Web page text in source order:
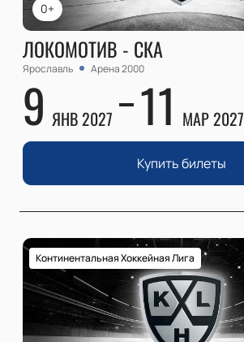
0+
ЛОКОМОТИВ - СКА
Ярославль Арена 2000
9 ЯНВ 2027 11 МАР 2027
Купить билеты
Континентальная Хоккейная Лига